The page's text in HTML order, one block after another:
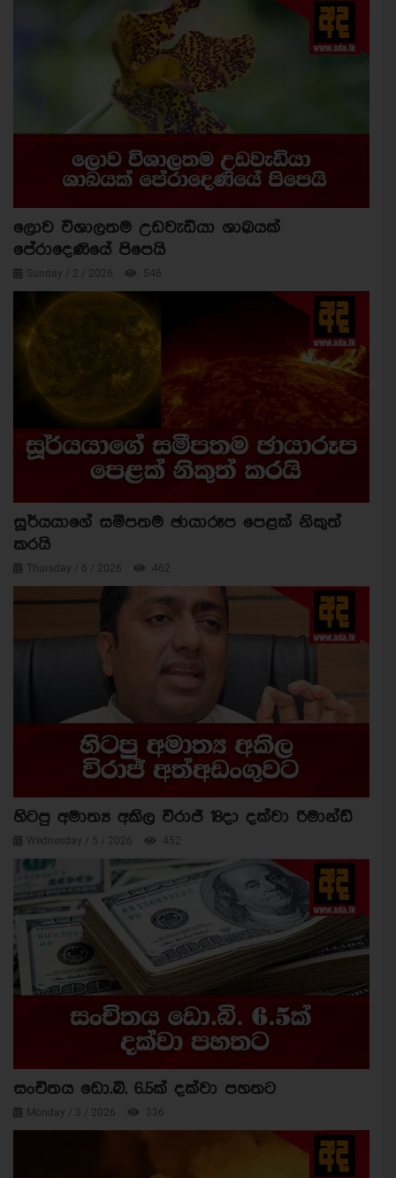
ලොව විශාලතම උඩවැඩියා ශාඛයක්
පේරාදෙණියේ පිපෙයි
Sunday / 2 / 2026 546
සූර්යයාගේ සමීපතම ඡායාරූප පෙළක් නිකුත්
කරයි
Thursday / 6 / 2026 462
හිටපු අමාත්‍ය අකිල විරාජ් 18දා දක්වා රිමාන්ඩ්
Wednesday / 5 / 2026 452
සංචිතය ඩො.බි. 6.5ක් දක්වා පහතට
Monday / 3 / 2026 336